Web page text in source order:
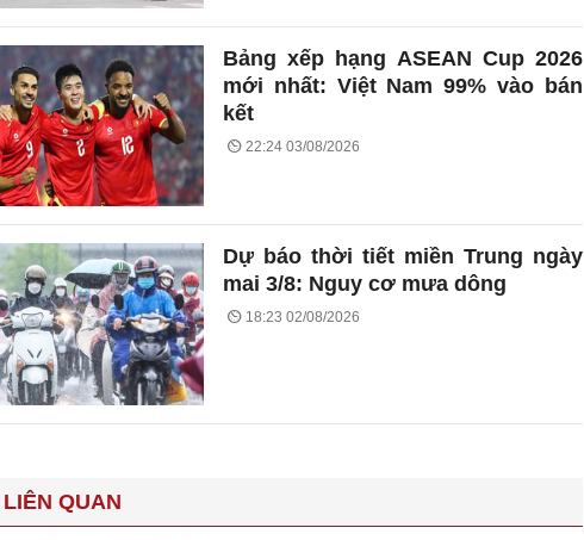
Bảng xếp hạng ASEAN Cup 2026
mới nhất: Việt Nam 99% vào bán
kết
22:24 03/08/2026
Dự báo thời tiết miền Trung ngày
mai 3/8: Nguy cơ mưa dông
18:23 02/08/2026
QUAN